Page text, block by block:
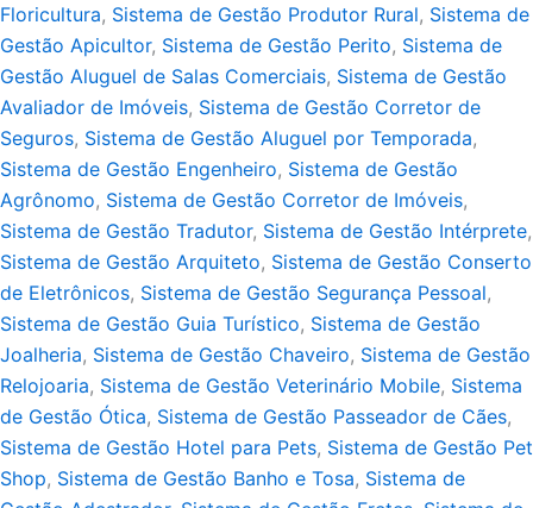
Floricultura, Sistema de Gestão Produtor Rural, Sistema de
Gestão Apicultor, Sistema de Gestão Perito, Sistema de
Gestão Aluguel de Salas Comerciais, Sistema de Gestão
Avaliador de Imóveis, Sistema de Gestão Corretor de
Seguros, Sistema de Gestão Aluguel por Temporada,
Sistema de Gestão Engenheiro, Sistema de Gestão
Agrônomo, Sistema de Gestão Corretor de Imóveis,
Sistema de Gestão Tradutor, Sistema de Gestão Intérprete,
Sistema de Gestão Arquiteto, Sistema de Gestão Conserto
de Eletrônicos, Sistema de Gestão Segurança Pessoal,
Sistema de Gestão Guia Turístico, Sistema de Gestão
Joalheria, Sistema de Gestão Chaveiro, Sistema de Gestão
Relojoaria, Sistema de Gestão Veterinário Mobile, Sistema
de Gestão Ótica, Sistema de Gestão Passeador de Cães,
Sistema de Gestão Hotel para Pets, Sistema de Gestão Pet
Shop, Sistema de Gestão Banho e Tosa, Sistema de